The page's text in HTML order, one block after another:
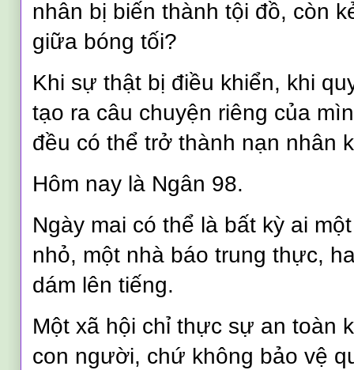
nhân bị biến thành tội đồ, còn
giữa bóng tối?
Khi sự thật bị điều khiển, khi
tạo ra câu chuyện riêng của
đều có thể trở thành nạn nhân
Hôm nay là Ngân 98.
Ngày mai có thể là bất kỳ ai
nhỏ, một nhà báo trung thực,
dám lên tiếng.
Một xã hội chỉ thực sự an toàn
con người, chứ không bảo vệ